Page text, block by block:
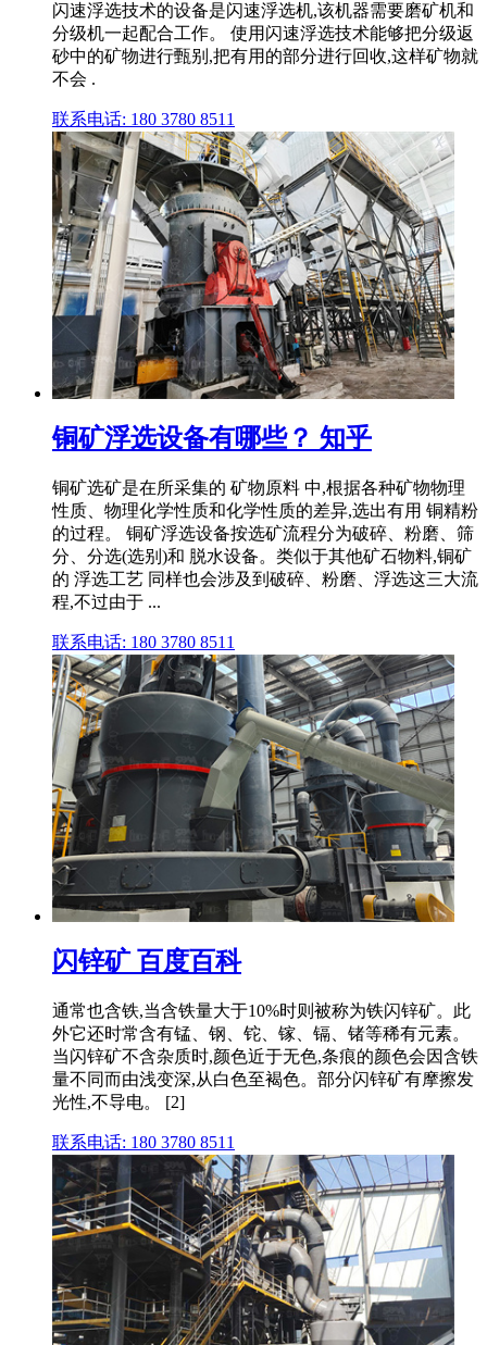
闪速浮选技术的设备是闪速浮选机,该机器需要磨矿机和
分级机一起配合工作。 使用闪速浮选技术能够把分级返
砂中的矿物进行甄别,把有用的部分进行回收,这样矿物就
不会 .
联系电话: 180 3780 8511
铜矿浮选设备有哪些？ 知乎
铜矿选矿是在所采集的 矿物原料 中,根据各种矿物物理
性质、物理化学性质和化学性质的差异,选出有用 铜精粉
的过程。 铜矿浮选设备按选矿流程分为破碎、粉磨、筛
分、分选(选别)和 脱水设备。类似于其他矿石物料,铜矿
的 浮选工艺 同样也会涉及到破碎、粉磨、浮选这三大流
程,不过由于 ...
联系电话: 180 3780 8511
闪锌矿 百度百科
通常也含铁,当含铁量大于10%时则被称为铁闪锌矿。此
外它还时常含有锰、钢、铊、镓、镉、锗等稀有元素。
当闪锌矿不含杂质时,颜色近于无色,条痕的颜色会因含铁
量不同而由浅变深,从白色至褐色。部分闪锌矿有摩擦发
光性,不导电。 [2]
联系电话: 180 3780 8511